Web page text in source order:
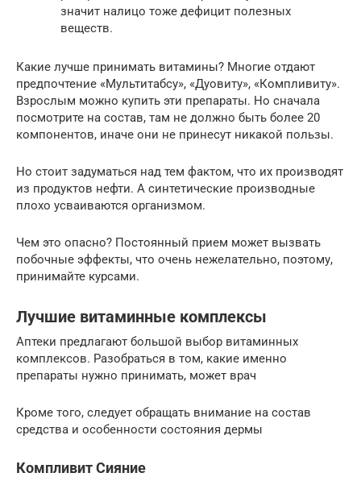
значит налицо тоже дефицит полезных
веществ.
Какие лучше принимать витамины? Многие отдают
предпочтение «Мультитабсу», «Дуовиту», «Компливиту».
Взрослым можно купить эти препараты. Но сначала
посмотрите на состав, там не должно быть более 20
компонентов, иначе они не принесут никакой пользы.
Но стоит задуматься над тем фактом, что их производят
из продуктов нефти. А синтетические производные
плохо усваиваются организмом.
Чем это опасно? Постоянный прием может вызвать
побочные эффекты, что очень нежелательно, поэтому,
принимайте курсами.
Лучшие витаминные комплексы
Аптеки предлагают большой выбор витаминных
комплексов. Разобраться в том, какие именно
препараты нужно принимать, может врач
Кроме того, следует обращать внимание на состав
средства и особенности состояния дермы
Компливит Сияние